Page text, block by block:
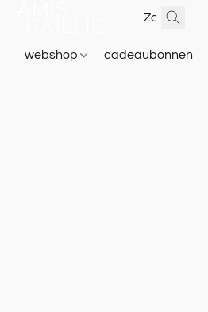
webshop cadeaubonnen